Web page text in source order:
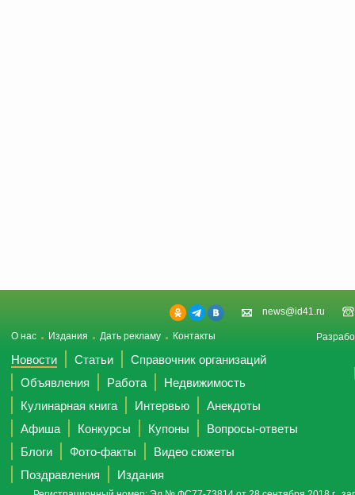
news@id41.ru
О нас Издания Дать рекламу Контакты
Новости Статьи
Справочник организаций
Объявления
Работа
Недвижимость
Кулинарная книга
Интервью
Анекдоты
Афиша
Конкурсы Купоны
Вопросы-ответы
Блоги
Фото-факты
Видео сюжеты
Поздравления
Издания